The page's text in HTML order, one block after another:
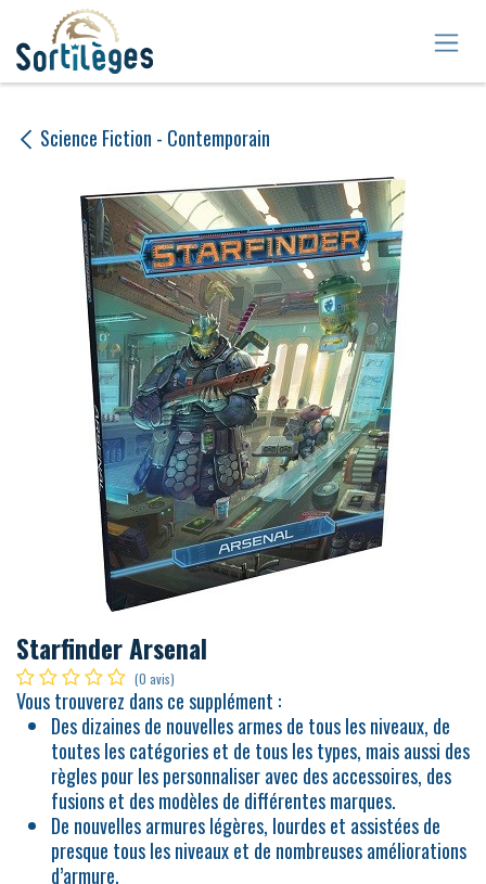
Se rendre au contenu
Science Fiction - Contemporain
Starfinder Arsenal
(0 avis)
Vous trouverez dans ce supplément :
Des dizaines de nouvelles armes de tous les niveaux, de
toutes les catégories et de tous les types, mais aussi des
règles pour les personnaliser avec des accessoires, des
fusions et des modèles de différentes marques.
De nouvelles armures légères, lourdes et assistées de
presque tous les niveaux et de nombreuses améliorations
d’armure.